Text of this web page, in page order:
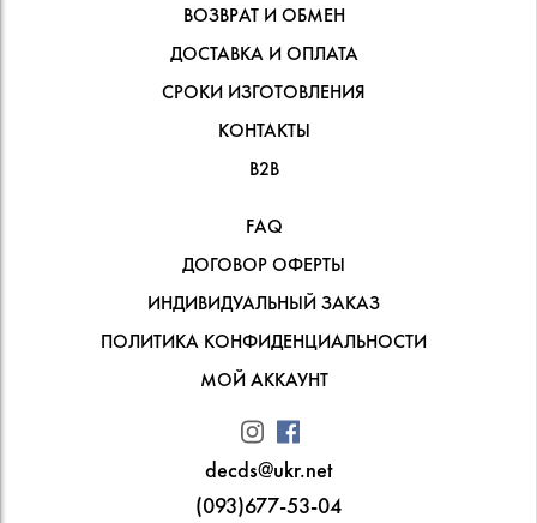
ВОЗВРАТ И ОБМЕН
ДОСТАВКА И ОПЛАТА
СРОКИ ИЗГОТОВЛЕНИЯ
КОНТАКТЫ
В2В
FAQ
ДОГОВОР ОФЕРТЫ
ИНДИВИДУАЛЬНЫЙ ЗАКАЗ
ПОЛИТИКА КОНФИДЕНЦИАЛЬНОСТИ
МОЙ АККАУНТ
decds@ukr.net
(093)677-53-04